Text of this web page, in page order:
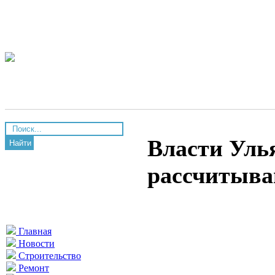
Найти
Главная
Новости
Строительство
Ремонт
Власти